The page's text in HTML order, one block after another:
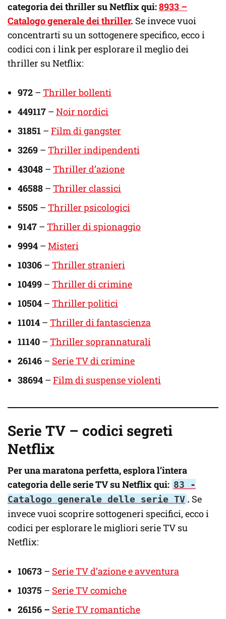
categoria dei thriller su Netflix qui:8933 –
Catalogo generale dei thriller. Se invece vuoi
concentrarti su un sottogenere specifico, ecco i
codici con i link per esplorare il meglio dei
thriller su Netflix:
972 – Thriller bollenti
449117 – Noir nordici
31851 – Film di gangster
3269 – Thriller indipendenti
43048 – Thriller d’azione
46588 – Thriller classici
5505 – Thriller psicologici
9147 – Thriller di spionaggio
9994 – Misteri
10306 – Thriller stranieri
10499 – Thriller di crimine
10504 – Thriller politici
11014 – Thriller di fantascienza
11140 – Thriller soprannaturali
26146 – Serie TV di crimine
38694 – Film di suspense violenti
Serie TV – codici segreti
Netflix
Per una maratona perfetta, esplora l’intera
categoria delle serie TV su Netflix qui: 83 -
Catalogo generale delle serie TV . Se
invece vuoi scoprire sottogeneri specifici, ecco i
codici per esplorare le migliori serie TV su
Netflix:
10673 – Serie TV d’azione e avventura
10375 – Serie TV comiche
26156 – Serie TV romantiche